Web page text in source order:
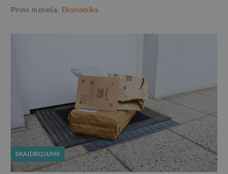
Pirms mēneša, Ekonomika
SKAIDROJUMS